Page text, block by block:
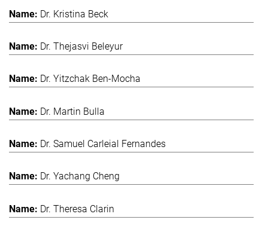
Dr. Kristina Beck
Dr. Thejasvi Beleyur
Dr. Yitzchak Ben-Mocha
Dr. Martin Bulla
Dr. Samuel Carleial Fernandes
Dr. Yachang Cheng
Dr. Theresa Clarin